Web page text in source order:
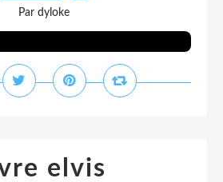
Par dyloke
elvis